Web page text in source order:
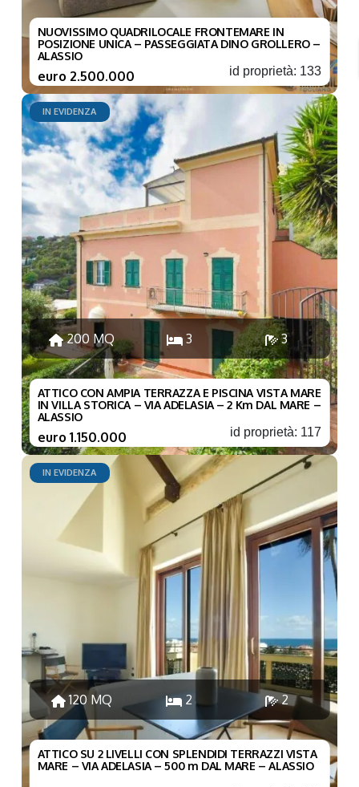
NUOVISSIMO QUADRILOCALE FRONTEMARE IN
POSIZIONE UNICA – PASSEGGIATA DINO GROLLERO –
ALASSIO
id proprietà: 133
euro 2.500.000
IN EVIDENZA
200 MQ 3 3
ATTICO CON AMPIA TERRAZZA E PISCINA VISTA MARE
IN VILLA STORICA – VIA ADELASIA – 2 Km DAL MARE –
ALASSIO
id proprietà: 117
euro 1.150.000
IN EVIDENZA
120 MQ 2 2
ATTICO SU 2 LIVELLI CON SPLENDIDI TERRAZZI VISTA
MARE – VIA ADELASIA – 500 m DAL MARE – ALASSIO